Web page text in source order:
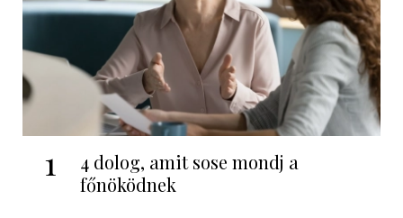
1
4 dolog, amit sose mondj a
főnöködnek